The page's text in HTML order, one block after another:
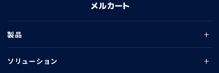
製品
ソリューション